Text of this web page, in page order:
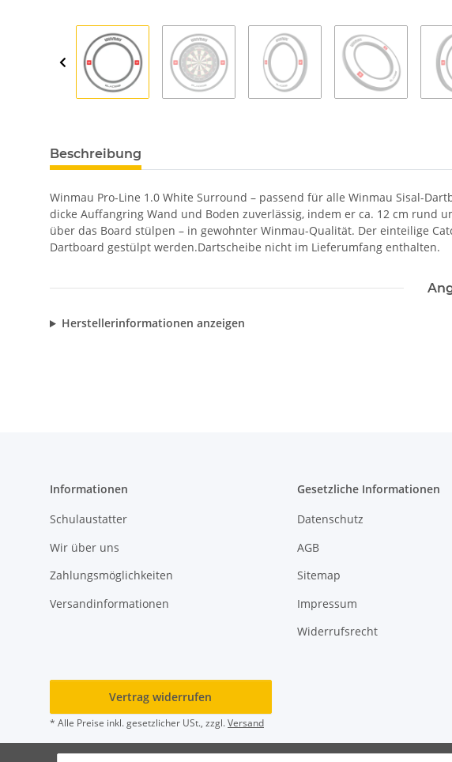
Beschreibung
Winmau Pro-Line 1.0 White Surround – passend für alle Winmau Sisal-
dicke Auffangring Wand und Boden zuverlässig, indem er ca. 12 cm rund
über das Board stülpen – in gewohnter Winmau-Qualität. Der einteilige
Dartboard gestülpt werden.Dartscheibe nicht im Lieferumfang enthalten.
Herstellerinformationen anzeigen
Informationen
Schulaustatter
Wir über uns
Zahlungsmöglichkeiten
Versandinformationen
Gesetzliche Informationen
Datenschutz
AGB
Sitemap
Impressum
Widerrufsrecht
Vertrag widerrufen
* Alle Preise inkl. gesetzlicher USt., zzgl.Versand